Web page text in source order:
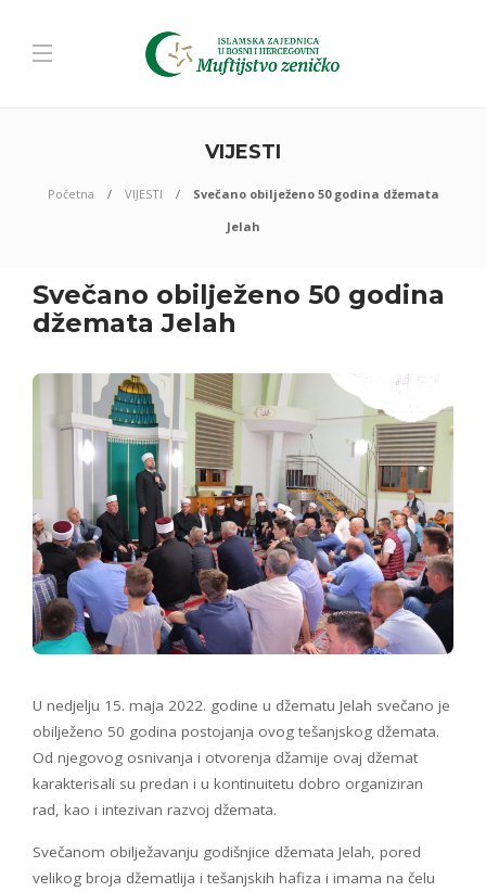
VIJESTI
Početna VIJESTI
Svečano obilježeno 50 godina džemata
Jelah
Svečano obilježeno 50 godina
džemata Jelah
U nedjelju 15. maja 2022. godine u džematu Jelah svečano je
obilježeno 50 godina postojanja ovog tešanjskog džemata.
Od njegovog osnivanja i otvorenja džamije ovaj džemat
karakterisali su predan i u kontinuitetu dobro organiziran
rad, kao i intezivan razvoj džemata.
Svečanom obilježavanju godišnjice džemata Jelah, pored
velikog broja džematlija i tešanjskih hafiza i imama na čelu